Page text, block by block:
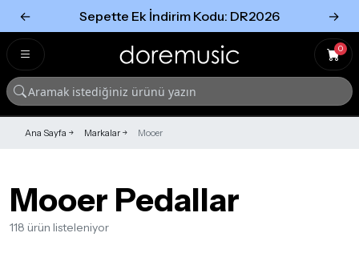
← Sepette Ek İndirim Kodu: DR2026 →
0
Ana Sayfa Markalar Mooer
Mooer Pedallar
118 ürün listeleniyor
Tümünü Gör
Tümünü gör